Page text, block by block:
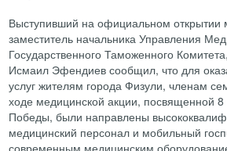
Выступивший на официальном открытии
заместитель начальника Управления
Государственного Таможенного
Исмаил Эфендиев сообщил, что для
услуг жителям города Физули, членам
ходе медицинской акции, посвященной
Победы, были направлены
медицинский персонал и мобильный
современным медицинским